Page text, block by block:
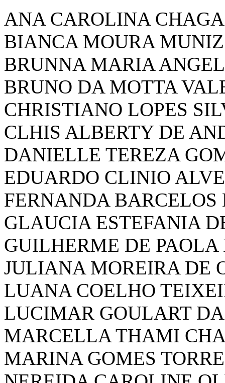
ANA CAROLINA
BIANCA MOURA MUNIZ
BRUNNA MARIA
BRUNO DA MOTTA
CHRISTIANO LOPES
CLHIS ALBERTY DE
DANIELLE TEREZA
EDUARDO CLINIO
FERNANDA BARCELOS
GLAUCIA ESTEFANIA
GUILHERME DE
JULIANA MOREIRA DE
LUANA COELHO
LUCIMAR GOULART
MARCELLA THAMI
MARINA GOMES